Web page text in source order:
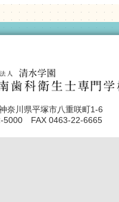
奈川県平塚市八重咲町1-6
5000 FAX 0463-22-6665